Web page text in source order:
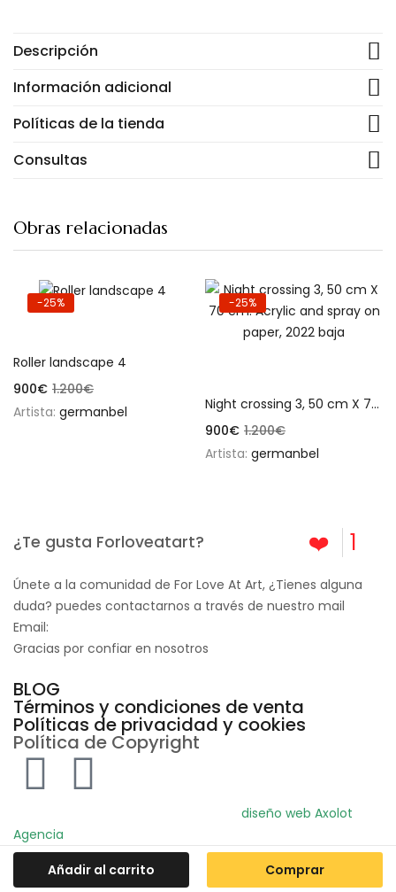
Añadir al carrito Comprar
Descripción
Información adicional
Políticas de la tienda
Consultas
Obras relacionadas
-25%
Roller landscape 4
900€ 1.200€
Artista: germanbel
-25%
Night crossing 3, 50 cm X 70 cm. Acrylic and spray on paper, 2022 baja
900€ 1.200€
Artista: germanbel
¿Te gusta Forloveatart? ❤️ 1
Únete a la comunidad de For Love At Art, ¿Tienes alguna
duda? puedes contactarnos a través de nuestro mail
Email:
Gracias por confiar en nosotros
BLOG
Términos y condiciones de venta
Políticas de privacidad y cookies
Política de Copyright
diseño web Axolot
Agencia